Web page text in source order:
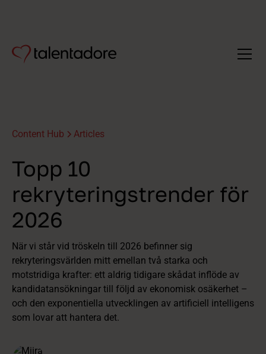
Content Hub Articles
Topp 10
rekryteringstrender för
2026
När vi står vid tröskeln till 2026 befinner sig
rekryteringsvärlden mitt emellan två starka och
motstridiga krafter: ett aldrig tidigare skådat inflöde av
kandidatansökningar till följd av ekonomisk osäkerhet –
och den exponentiella utvecklingen av artificiell intelligens
som lovar att hantera det.